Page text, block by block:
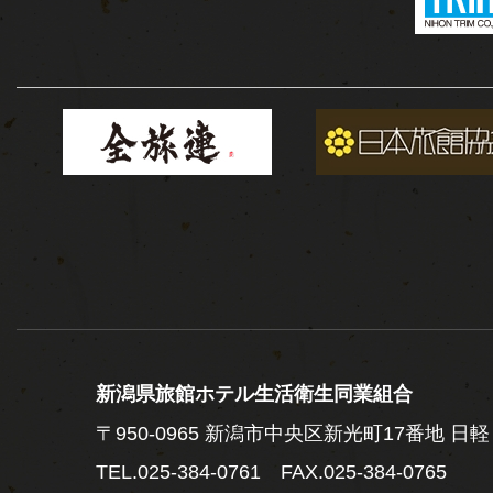
新潟県旅館ホテル生活衛生同業組合
〒950-0965 新潟市中央区新光町17番地 日
TEL.025-384-0761 FAX.025-384-0765